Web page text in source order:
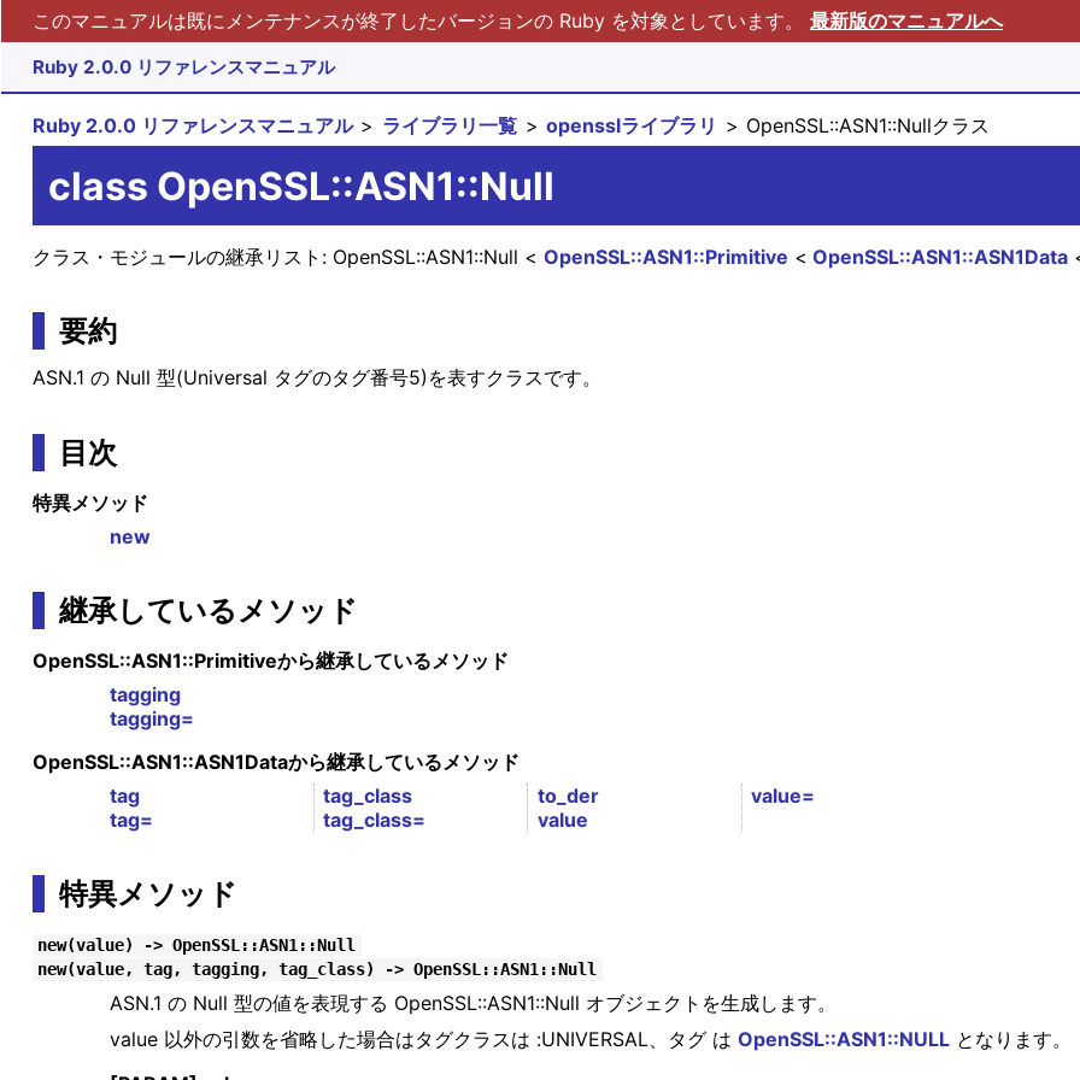
このマニュアルは既にメンテナンスが終了したバージョンの Ruby を対象としています。 最新版のマニュアルへ
Ruby 2.0.0 リファレンスマニュアル
Ruby 2.0.0 リファレンスマニュアル ライブラリ一覧 opensslライブラリ OpenSSL::ASN1::Nullクラス
class OpenSSL::ASN1::Null
クラス・モジュールの継承リスト: OpenSSL::ASN1::ASN1Data
OpenSSL::ASN1::Primitive
OpenSSL::ASN1::Null
要約
ASN.1 の Null 型(Universal タグのタグ番号5)を表すクラスです。
目次
特異メソッド
new
継承しているメソッド
OpenSSL::ASN1::Primitiveから継承しているメソッド
tagging
tagging=
OpenSSL::ASN1::ASN1Dataから継承しているメソッド
tag
tag=
tag_class
tag_class=
to_der
value
value=
特異メソッド
new(value) -> OpenSSL::ASN1::Null
new(value, tag, tagging, tag_class) -> OpenSSL::ASN1::Null
ASN.1 の Null 型の値を表現する OpenSSL::ASN1::Null オブジェクトを生成します。
value 以外の引数を省略した場合はタグクラスは :UNIVERSAL、タグ は OpenSSL::ASN1::NULLとなります。